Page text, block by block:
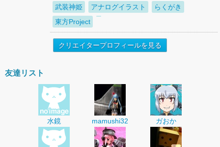
武装神姫
アナログイラスト
らくがき
東方Project
クリエイタープロフィールを見る
友達リスト
水鏡 mamushi32 ガおか